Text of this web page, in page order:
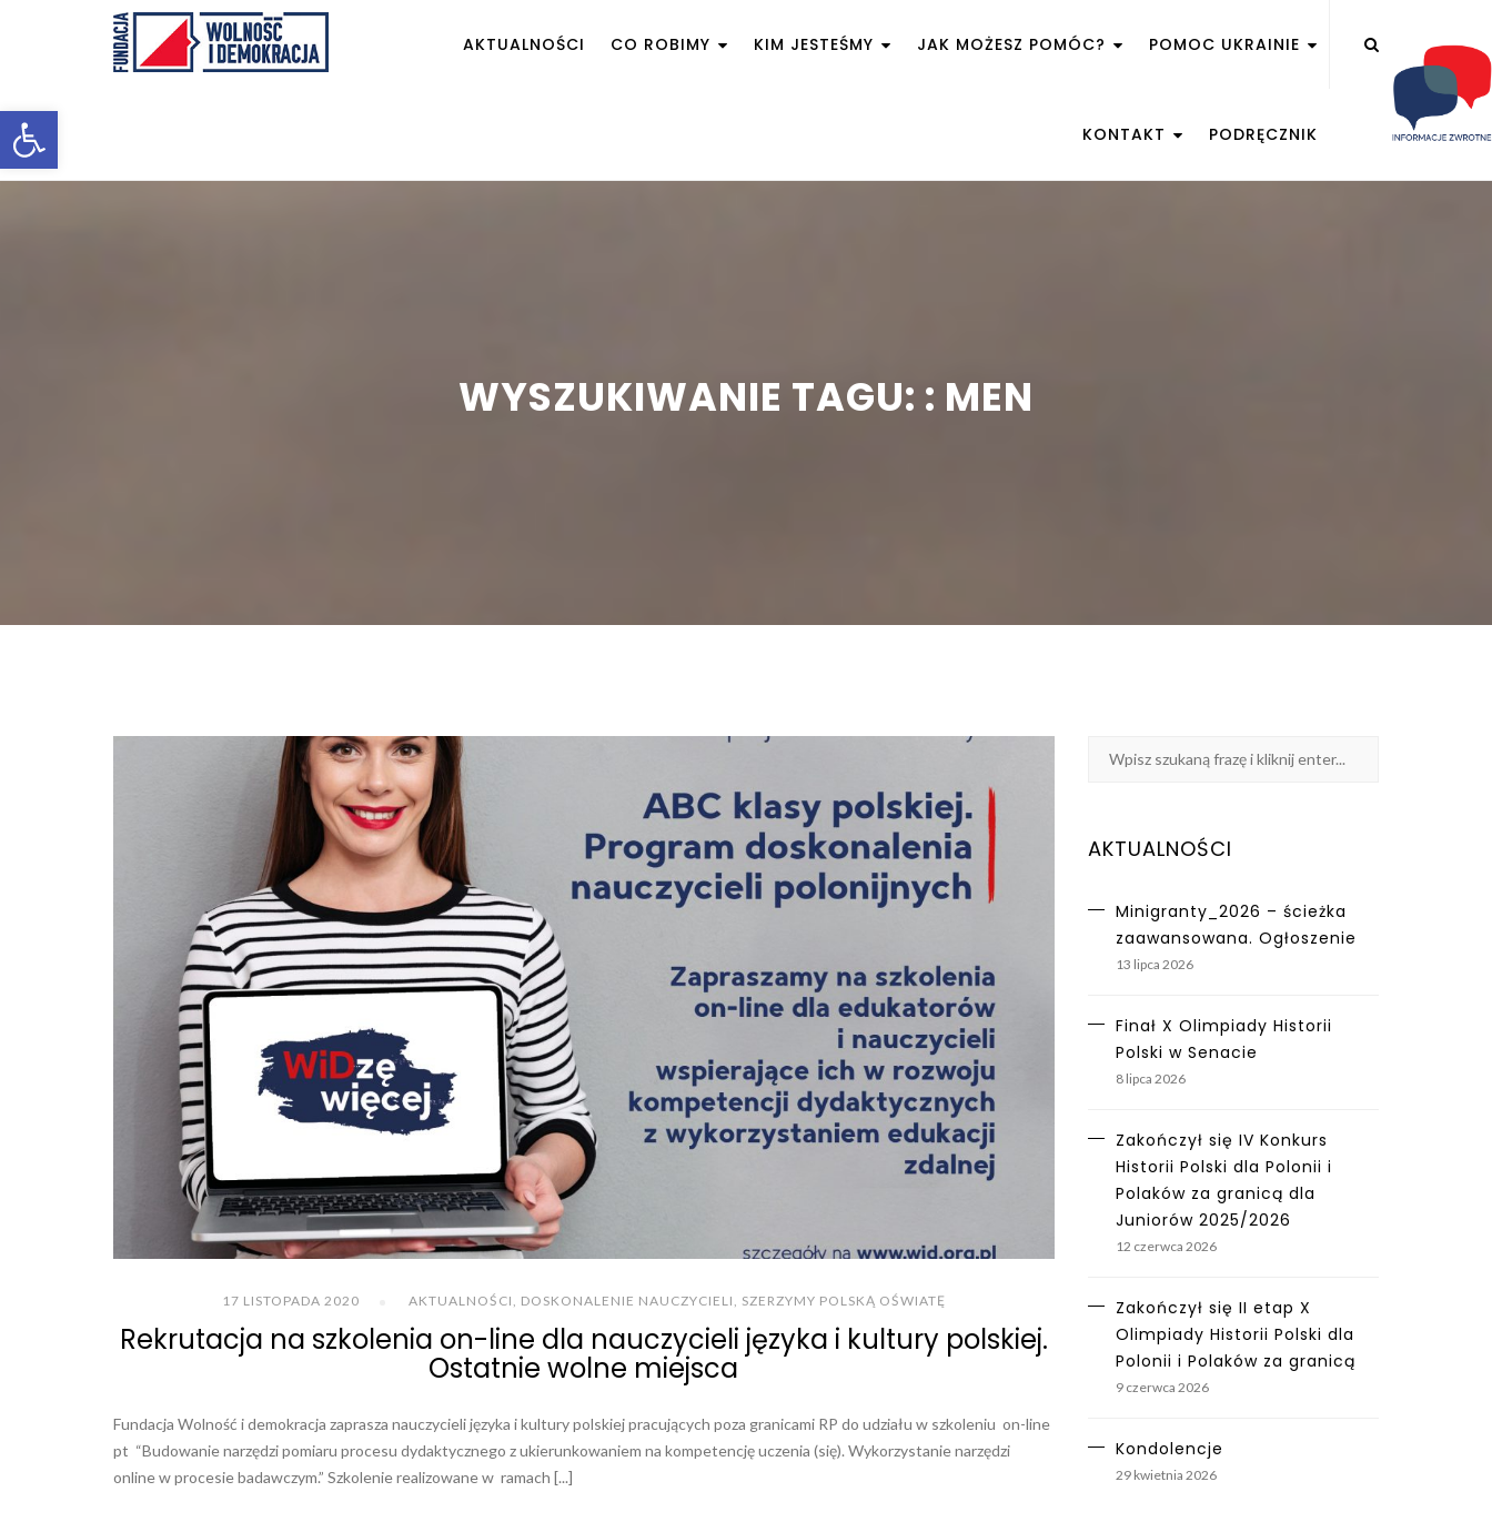
Otwórz pasek narzędzi
AKTUALNOŚCI CO ROBIMY KIM JESTEŚMY JAK MOŻESZ POMÓC? POMOC UKRAINIE
KONTAKT PODRĘCZNIK
WYSZUKIWANIE TAGU: : MEN
17 LISTOPADA 2020 AKTUALNOŚCI, DOSKONALENIE NAUCZYCIELI, SZERZYMY POLSKĄ OŚWIATĘ
Rekrutacja na szkolenia on-line dla nauczycieli języka i kultury polskiej.
Ostatnie wolne miejsca
Fundacja Wolność i demokracja zaprasza nauczycieli języka i kultury polskiej pracujących poza granicami RP do udziału w szkoleniu on-line
pt “Budowanie narzędzi pomiaru procesu dydaktycznego z ukierunkowaniem na kompetencję uczenia (się). Wykorzystanie narzędzi
online w procesie badawczym.” Szkolenie realizowane w ramach [...]
AKTUALNOŚCI
Minigranty_2026 – ścieżka
zaawansowana. Ogłoszenie
13 lipca 2026
Finał X Olimpiady Historii
Polski w Senacie
8 lipca 2026
Zakończył się IV Konkurs
Historii Polski dla Polonii i
Polaków za granicą dla
Juniorów 2025/2026
12 czerwca 2026
Zakończył się II etap X
Olimpiady Historii Polski dla
Polonii i Polaków za granicą
9 czerwca 2026
Kondolencje
29 kwietnia 2026